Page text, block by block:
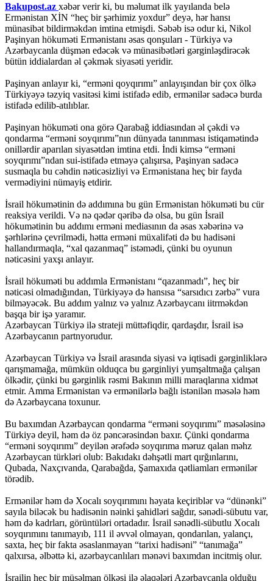
Bakupost.az xəbər verir ki, bu məlumat ilk yayılanda belə
Ermənistan XİN “heç bir şərhimiz yoxdur” deyə, hər hansı
münasibət bildirməkdən imtina etmişdi. Səbəb isə odur ki, Nikol
Paşinyan hökuməti Ermənistanı əsas qonşuları - Türkiyə və
Azərbaycanla düşmən edəcək və münasibətləri gərginləşdirəcək
bütün iddialardan əl çəkmək siyasəti yeridir.
Paşinyan anlayır ki, “erməni qoyqırımı” anlayışından bir çox ölkə
Türkiyəyə təzyiq vasitəsi kimi istifadə edib, ermənilər sadəcə burda
istifadə edilib-atılıblar.
Paşinyan hökuməti ona görə Qarabağ iddiasından əl çəkdi və
qondarma “erməni soyqırımı”nın dünyada tanınması istiqamətində
onillərdir aparılan siyasətdən imtina etdi. İndi kimsə “erməni
soyqırımı”ndan sui-istifadə etməyə çalışırsa, Paşinyan sadəcə
susmaqla bu cəhdin nəticəsizliyi və Ermənistana heç bir fayda
vermədiyini nümayiş etdirir.
İsrail hökumətinin də addımına bu gün Ermənistan hökuməti bu cür
reaksiya verildi. Və nə qədər qəribə də olsa, bu gün İsrail
hökumətinin bu addımı erməni mediasının da əsas xəbərinə və
şərhlərinə çevrilmədi, hətta erməni müxalifəti də bu hadisəni
hallandırmaqla, “xal qazanmaq” istəmədi, çünki bu oyunun
nəticəsini yaxşı anlayır.
İsrail hökuməti bu addımla Ermənistanı “qazanmadı”, heç bir
nəticəsi olmadığından, Türkiyəyə də hansısa “sarsıdıcı zərbə” vura
bilməyəcək. Bu addım yalnız və yalnız Azərbaycanı iitrməkdən
başqa bir işə yaramır.
Azərbaycan Türkiyə ilə strateji müttəfiqdir, qardaşdır, İsrail isə
Azərbaycanın partnyorudur.
Azərbaycan Türkiyə və İsrail arasında siyasi və iqtisadi gərginliklərə
qarışmamağa, mümkün olduqca bu gərginliyi yumşaltmağa çalışan
ölkədir, çünki bu gərginlik rəsmi Bakının milli maraqlarına xidmət
etmir. Amma Ermənistan və ermənilərlə bağlı istənilən məsələ həm
də Azərbaycana toxunur.
Bu baxımdan Azərbaycan qondarma “erməni soyqırımı” məsələsinə
Türkiyə deyil, həm də öz pəncərəsindən baxır. Çünki qondarma
“erməni soyqırımı” deyilən ərəfədə soyqırıma məruz qalan məhz
Azərbaycan türkləri olub: Bakıdakı dəhşətli mart qırğınlarını,
Qubada, Naxçıvanda, Qarabağda, Şamaxıda qətliamları ermənilər
törədib.
Ermənilər həm də Xocalı soyqırımını həyata keçiriblər və “dünənki”
sayıla biləcək bu hadisənin nəinki şahidləri sağdır, sənədi-sübutu var,
həm də kadrları, görüntüləri ortadadır. İsrail sənədli-sübutlu Xocalı
soyqırımını tanımayıb, 111 il əvvəl olmayan, qondarılan, yalançı,
saxta, heç bir fakta əsaslanmayan “tarixi hadisəni” “tanımağa”
qalxırsa, əlbəttə ki, azərbaycanlıları mənəvi baxımdan incitmiş olur.
İsrailin heç bir müsəlman ölkəsi ilə əlaqələri Azərbaycanla olduğu